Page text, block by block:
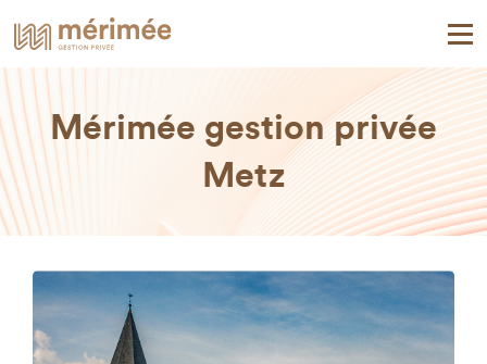
Mérimée gestion privée
Metz